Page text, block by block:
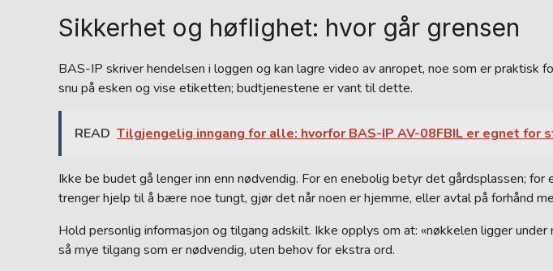
Sikkerhet og høflighet: hvor går grensen
BAS-IP skriver hendelsen i loggen og kan lagre video av anropet, noe som er praktisk
snu på esken og vise etiketten; budtjenestene er vant til dette.
READ Tilgjengelig inngang for alle: hvorfor BAS-IP AV-08FBIL er egnet
Ikke be budet gå lenger inn enn nødvendig. For en enebolig betyr det gårdsplassen;
trenger hjelp til å bære noe tungt, gjør det når noen er hjemme, eller avtal på forhånd
Hold personlig informasjon og tilgang adskilt. Ikke opplys om at: «nøkkelen ligger
så mye tilgang som er nødvendig, uten behov for ekstra ord.